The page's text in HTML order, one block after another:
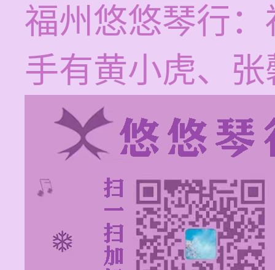
福州悠悠琴行
手有黄小虎、